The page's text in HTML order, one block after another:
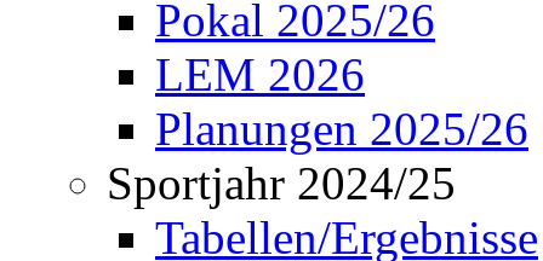
Pokal 2025/26
LEM 2026
Planungen 2025/26
Sportjahr 2024/25
Tabellen/Ergebnisse